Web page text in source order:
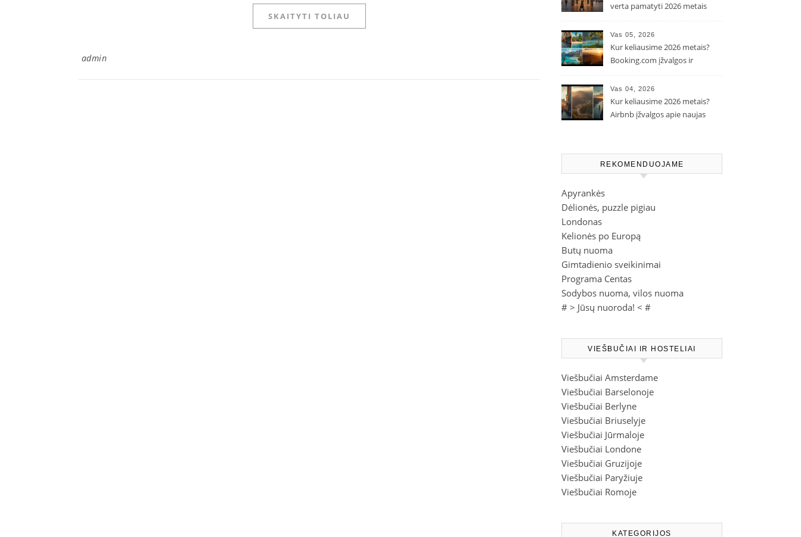
SKAITYTI TOLIAU
admin
verta pamatyti 2026 metais
Vas 05, 2026
Kur keliausime 2026 metais?
Booking.com įžvalgos ir
Vas 04, 2026
Kur keliausime 2026 metais?
Airbnb įžvalgos apie naujas
REKOMENDUOJAME
Apyrankės
Dėlionės, puzzle pigiau
Londonas
Kelionės po Europą
Butų nuoma
Gimtadienio sveikinimai
Programa Centas
Sodybos nuoma, vilos nuoma
# > Jūsų nuoroda! < #
VIEŠBUČIAI IR HOSTELIAI
Viešbučiai Amsterdame
Viešbučiai Barselonoje
Viešbučiai Berlyne
Viešbučiai Briuselyje
Viešbučiai Jūrmaloje
Viešbučiai Londone
Viešbučiai Gruzijoje
Viešbučiai Paryžiuje
Viešbučiai Romoje
KATEGORIJOS